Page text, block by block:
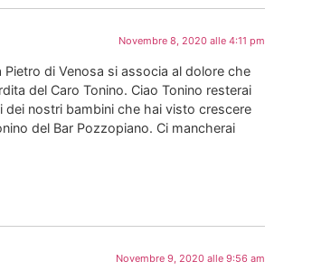
Novembre 8, 2020 alle 4:11 pm
Pietro di Venosa si associa al dolore che
del Caro Tonino. Ciao Tonino resterai
dei nostri bambini che hai visto crescere
del Bar Pozzopiano. Ci mancherai
Novembre 9, 2020 alle 9:56 am